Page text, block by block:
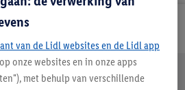
Lidl Nieuwsbrief
Lidl webshop klant
Veilig winkelen
van de Lidl websites en de Lidl app
onze websites en in onze apps
met behulp van verschillende